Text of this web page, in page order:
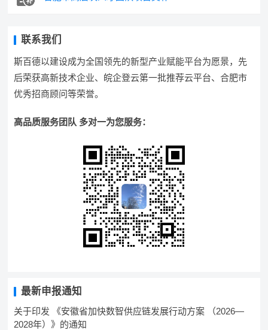
联系我们
斯百德以建设成为全国领先的新型产业赋能平台为愿景，先
后荣获高新技术企业、皖企登云第一批推荐云平台、合肥市
优秀招商顾问等荣誉。
高品质服务团队 多对一为您服务：
最新申报通知
关于印发 《安徽省加快数智供应链发展行动方案 （2026—
2028年）》的通知